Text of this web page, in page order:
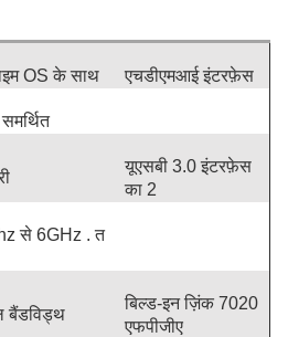
OS के साथ एचडीएमआई इंटरफ़ेस
यूएसबी 3.0 इंटरफ़ेस
का 2
से 6GHz . त
बैंडविड्थ
बिल्ड-इन ज़िंक 7020
एफपीजीए